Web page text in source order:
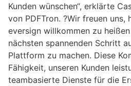
Kunden wünschen“, erklärte
von PDFTron. ?Wir freuen uns,
eversign willkommen zu
nächsten spannenden Schritt
Plattform zu machen. Diese
Fähigkeit, unseren Kunden
teambasierte Dienste für die